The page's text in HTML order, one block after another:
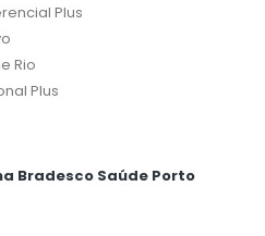
Plus
Rio
Plus
Bradesco Saúde Porto